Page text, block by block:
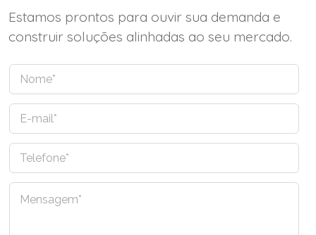
Estamos prontos para ouvir sua demanda e
construir soluções alinhadas ao seu mercado.
o
-
e